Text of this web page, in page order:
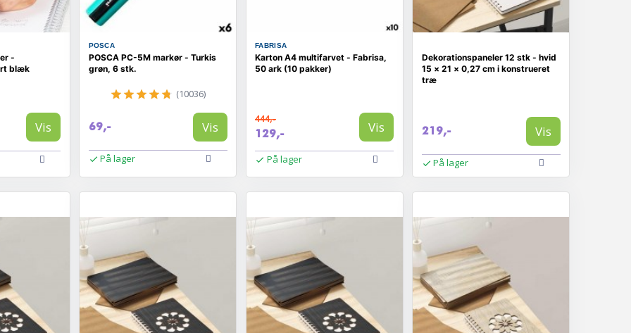
-
blæk
Vis
POSCA
POSCA PC-5M markør - Turkis
grøn, 6 stk.
(10036)
69,- Vis
På lager
FABRISA
Karton A4 multifarvet - Fabrisa,
50 ark (10 pakker)
444,-
129,- Vis
På lager
Dekorationspaneler 12 stk - hvid
15 × 21 × 0,27 cm i konstrueret
træ
219,- Vis
På lager